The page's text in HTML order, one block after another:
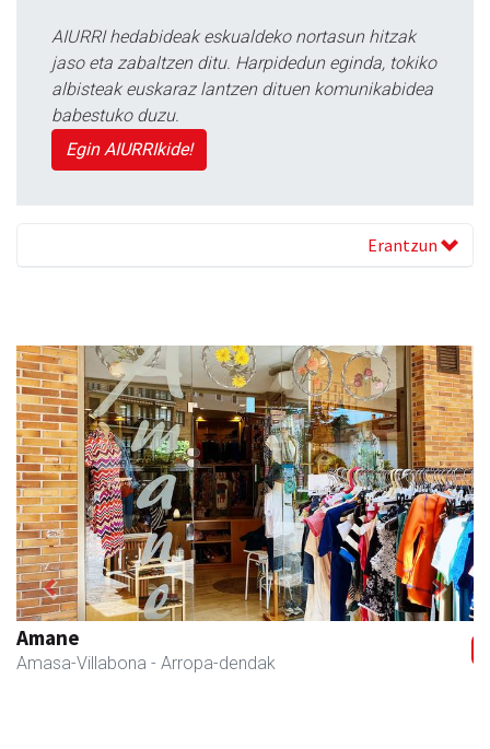
AIURRI hedabideak eskualdeko nortasun hitzak
jaso eta zabaltzen ditu. Harpidedun eginda, tokiko
albisteak euskaraz lantzen dituen komunikabidea
babestuko duzu.
Egin AIURRIkide!
Erantzun
Fleming Herri Eskola
Amasa-Villabona - Hezkuntza
Previous Next